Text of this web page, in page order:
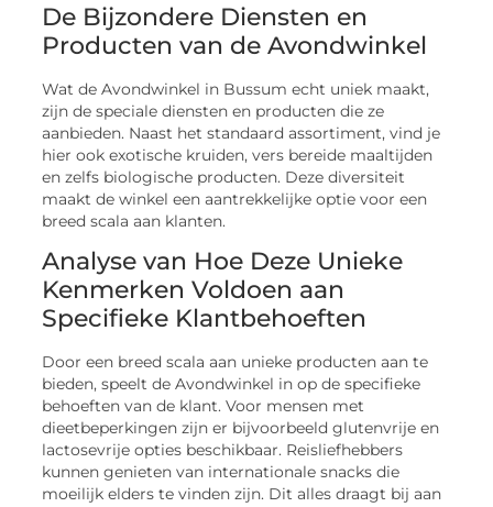
De Bijzondere Diensten en
Producten van de Avondwinkel
Wat de Avondwinkel in Bussum echt uniek maakt,
zijn de speciale diensten en producten die ze
aanbieden. Naast het standaard assortiment, vind je
hier ook exotische kruiden, vers bereide maaltijden
en zelfs biologische producten. Deze diversiteit
maakt de winkel een aantrekkelijke optie voor een
breed scala aan klanten.
Analyse van Hoe Deze Unieke
Kenmerken Voldoen aan
Specifieke Klantbehoeften
Door een breed scala aan unieke producten aan te
bieden, speelt de Avondwinkel in op de specifieke
behoeften van de klant. Voor mensen met
dieetbeperkingen zijn er bijvoorbeeld glutenvrije en
lactosevrije opties beschikbaar. Reisliefhebbers
kunnen genieten van internationale snacks die
moeilijk elders te vinden zijn. Dit alles draagt bij aan